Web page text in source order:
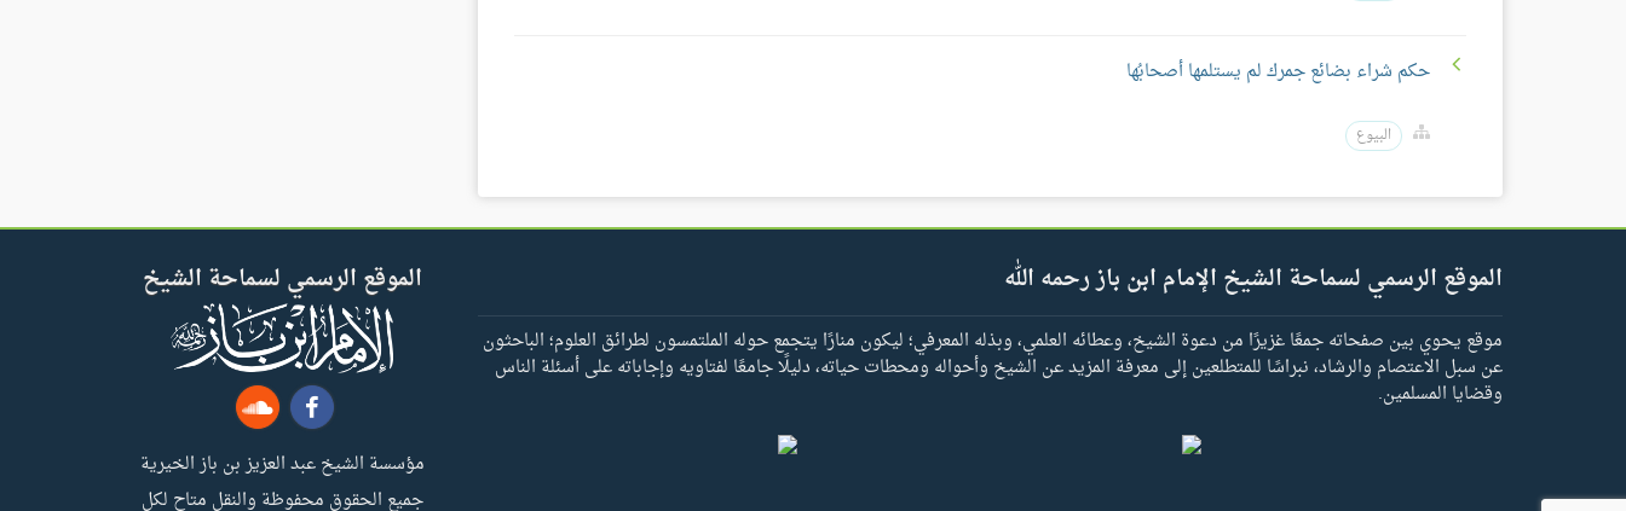
حكم شراء بضائع جمرك لم يستلمها أصحابُها
البيوع
الموقع الرسمي لسماحة الشيخ الإمام ابن باز رحمه الله
موقع يحوي بين صفحاته جمعًا غزيرًا من دعوة الشيخ، وعطائه العلمي، وبذله المعرفي؛ ليكون منارًا يتجمع حوله الملتمسون لطرائق العلوم؛ الباحثون
عن سبل الاعتصام والرشاد، نبراسًا للمتطلعين إلى معرفة المزيد عن الشيخ وأحواله ومحطات حياته، دليلًا جامعًا لفتاويه وإجاباته على أسئلة الناس
وقضايا المسلمين.
الموقع الرسمي لسماحة الشيخ
مؤسسة الشيخ عبد العزيز بن باز الخيرية
جميع الحقوق محفوظة والنقل متاح لكل